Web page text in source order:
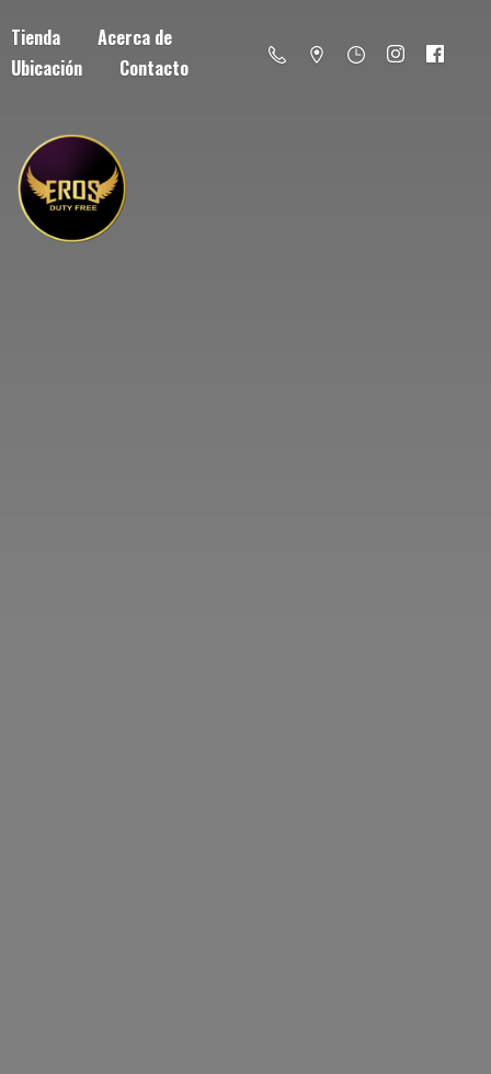
Tienda
Acerca de
Ubicación
Contacto